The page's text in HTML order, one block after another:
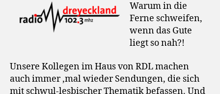
Warum in die
Ferne schweifen,
wenn das Gute
liegt so nah?!
Unsere Kollegen im Haus von RDL machen
auch immer ‚mal wieder Sendungen, die sich
mit schwul-lesbischer Thematik befassen. Und